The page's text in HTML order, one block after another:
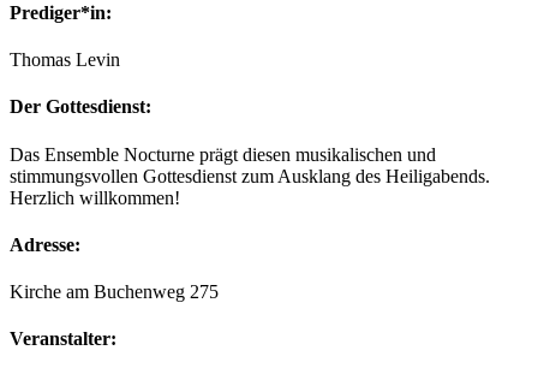
Prediger*in:
Thomas Levin
Der Gottesdienst:
Das Ensemble Nocturne prägt diesen musikalischen und
stimmungsvollen Gottesdienst zum Ausklang des Heiligabends.
Herzlich willkommen!
Adresse:
Kirche am Buchenweg 275
Veranstalter: